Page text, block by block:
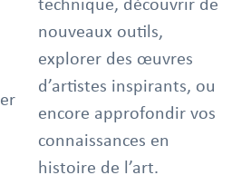
technique, découvrir de
nouveaux outils,
explorer des œuvres
d’artistes inspirants, ou
encore approfondir vos
connaissances en
histoire de l’art.